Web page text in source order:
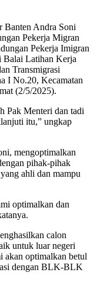
Andra Soni
Pekerja Migran
Pekerja Imigran
Latihan Kerja
Transmigrasi
I No.20, Kecamatan
(2/5/2025).
Pak Menteri dan tadi
itu,” ungkap
mengoptimalkan
pihak-pihak
ahli dan mampu
optimalkan dan
calon
untuk luar negeri
akan optimalkan betul
dengan BLK-BLK